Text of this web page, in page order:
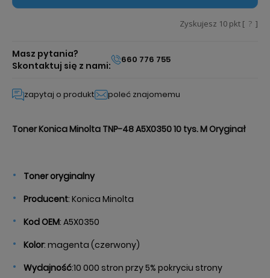
Zyskujesz 10 pkt [ ? ]
Masz pytania?
Skontaktuj się z nami:
660 776 755
zapytaj o produkt poleć znajomemu
Toner Konica Minolta TNP-48 A5X0350 10 tys. M Oryginał
Toner oryginalny
Producent: Konica Minolta
Kod OEM: A5X0350
Kolor: magenta (czerwony)
Wydajność:10 000 stron przy 5% pokryciu strony